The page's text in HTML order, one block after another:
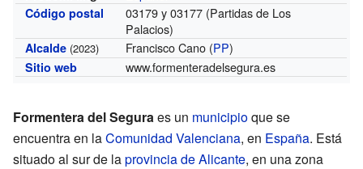
Código postal
03179 y 03177 (Partidas de Los
Palacios)
Alcalde (2023) Francisco Cano (PP)
Sitio web www.formenteradelsegura.es
Formentera del Seguraes un municipioque se
encuentra en laComunidad Valenciana, en España. Está
situado al sur de laprovincia de Alicante, en una zona